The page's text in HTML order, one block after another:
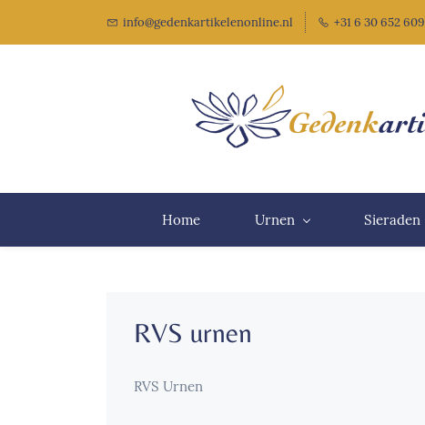
info@gedenkartikelenonline.nl +31 6 30 652 609
Home Urnen Sieraden
RVS urnen
RVS Urnen